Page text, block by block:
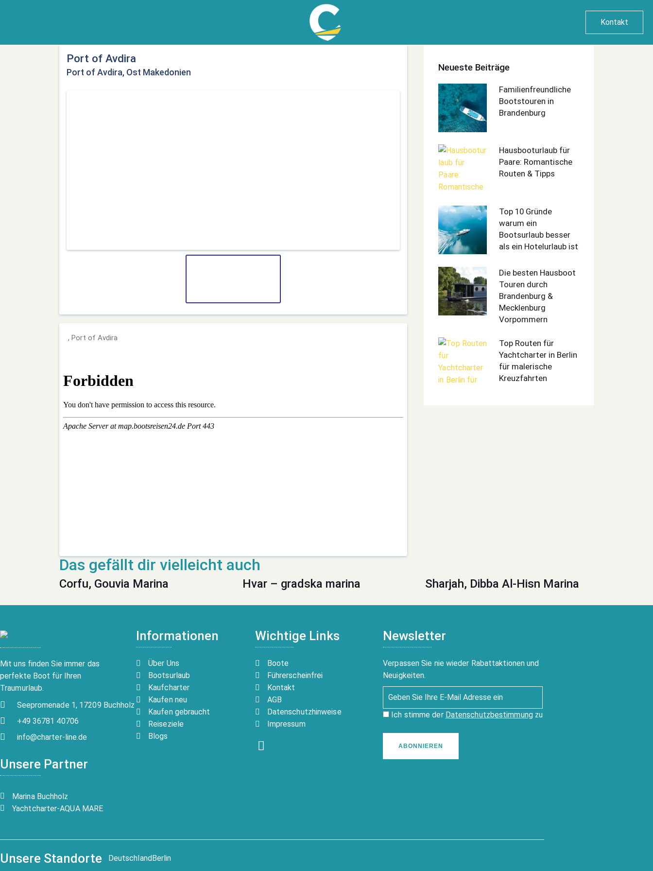
Kontakt
Port of Avdira
Port of Avdira, Ost Makedonien
, Port of Avdira
Neueste Beiträge
Familienfreundliche
Bootstouren in
Brandenburg
Hausbooturlaub für
Paare: Romantische
Routen & Tipps
Top 10 Gründe
warum ein
Bootsurlaub besser
als ein Hotelurlaub ist
Die besten Hausboot
Touren durch
Brandenburg &
Mecklenburg
Vorpommern
Top Routen für
Yachtcharter in Berlin
für malerische
Kreuzfahrten
Corfu, Gouvia Marina Hvar – gradska marina Sharjah, Dibba Al-Hisn Marina
Mit uns finden Sie immer das
perfekte Boot für Ihren
Traumurlaub.
Seepromenade 1, 17209 Buchholz
+49 36781 40706
info@charter-line.de
Unsere Partner
Marina Buchholz
Yachtcharter-AQUA MARE
Informationen
Über Uns
Bootsurlaub
Kaufcharter
Kaufen neu
Kaufen gebraucht
Reiseziele
Blogs
Wichtige Links
Boote
Führerscheinfrei
Kontakt
AGB
Datenschutzhinweise
Impressum
Newsletter
Verpassen Sie nie wieder Rabattaktionen und
Neuigkeiten.
Ich stimme der Datenschutzbestimmungzu
ABONNIEREN
Unsere Standorte DeutschlandBerlin